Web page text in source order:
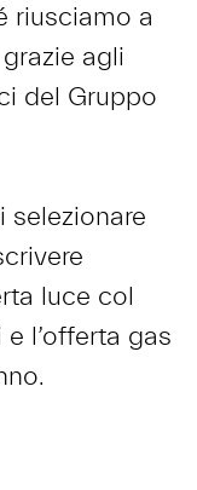
riusciamo a
agli
del Gruppo
selezionare
luce col
l’offerta gas